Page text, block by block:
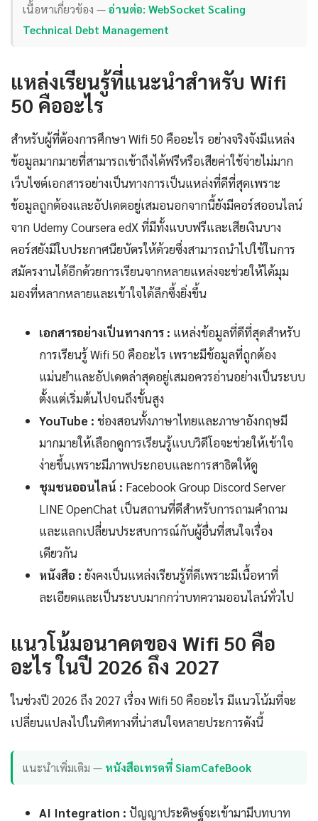
เนื้อหาเกี่ยวข้อง —อ่านต่อ: WebSocket Scaling
Technical Debt Management
แหล่งเรียนรู้ที่แนะนำสำหรับ Wifi
50 คืออะไร
สำหรับผู้ที่ต้องการศึกษา Wifi 50 คืออะไร อย่างจริงจังมีแหล่ง
ข้อมูลมากมายที่สามารถเข้าถึงได้ฟรีหรือเสียค่าใช้จ่ายไม่มาก
เว็บไซต์เอกสารอย่างเป็นทางการเป็นแหล่งที่ดีที่สุดเพราะ
ข้อมูลถูกต้องและอัปเดตอยู่เสมอนอกจากนี้ยังมีคอร์สออนไลน์
จาก Udemy Coursera edX ที่มีทั้งแบบฟรีและเสียเงินบาง
คอร์สยังมีใบประกาศนียบัตรให้ด้วยซึ่งสามารถนำไปใช้ในการ
สมัครงานได้อีกด้วยการเรียนจากหลายแหล่งจะช่วยให้ได้มุม
มองที่หลากหลายและเข้าใจได้ลึกซึ้งยิ่งขึ้น
เอกสารอย่างเป็นทางการ : แหล่งข้อมูลที่ดีที่สุดสำหรับ
การเรียนรู้ Wifi 50 คืออะไร เพราะมีข้อมูลที่ถูกต้อง
แม่นยำและอัปเดตล่าสุดอยู่เสมอควรอ่านอย่างเป็นระบบ
ตั้งแต่เริ่มต้นไปจนถึงขั้นสูง
YouTube : ช่องสอนทั้งภาษาไทยและภาษาอังกฤษมี
มากมายให้เลือกดูการเรียนรู้แบบวิดีโอจะช่วยให้เข้าใจ
ง่ายขึ้นเพราะมีภาพประกอบและการสาธิตให้ดู
ชุมชนออนไลน์ : Facebook Group Discord Server
LINE OpenChat เป็นสถานที่ดีสำหรับการถามคำถาม
และแลกเปลี่ยนประสบการณ์กับผู้อื่นที่สนใจเรื่อง
เดียวกัน
หนังสือ : ยังคงเป็นแหล่งเรียนรู้ที่ดีเพราะมีเนื้อหาที่
ละเอียดและเป็นระบบมากกว่าบทความออนไลน์ทั่วไป
แนวโน้มอนาคตของ Wifi 50 คือ
อะไร ในปี 2026 ถึง 2027
ในช่วงปี 2026 ถึง 2027 เรื่อง Wifi 50 คืออะไร มีแนวโน้มที่จะ
เปลี่ยนแปลงไปในทิศทางที่น่าสนใจหลายประการดังนี้
แนะนำเพิ่มเติม — หนังสือเทรดที่ SiamCafeBook
AI Integration : ปัญญาประดิษฐ์จะเข้ามามีบทบาท